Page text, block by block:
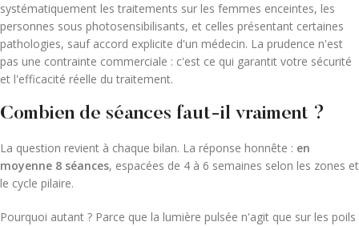
systématiquement les traitements sur les femmes enceintes, les
personnes sous photosensibilisants, et celles présentant certaines
pathologies, sauf accord explicite d'un médecin. La prudence n'est
pas une contrainte commerciale : c'est ce qui garantit votre sécurité
et l'efficacité réelle du traitement.
Combien de séances faut-il vraiment ?
La question revient à chaque bilan. La réponse honnête : en
moyenne 8 séances, espacées de 4 à 6 semaines selon les zones et
le cycle pilaire.
Pourquoi autant ? Parce que la lumière pulsée n'agit que sur les poils